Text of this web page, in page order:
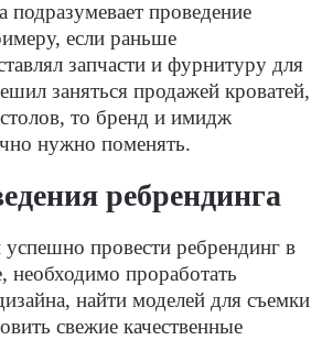
подразумевает проведение
если раньше
запчасти и фурнитуру для
заняться продажей кроватей,
то бренд и имидж
нужно поменять.
ребрендинга
провести ребрендинг в
необходимо проработать
найти моделей для съемки
свежие качественные